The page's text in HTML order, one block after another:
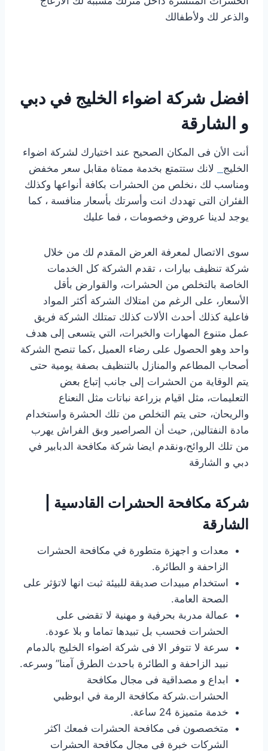
والذعر لك ولأطفالك
افضل شركة اضواء الخليج في دبي
و الشارقة
أنت الأن فى المكان الصحيح عند اختيارك لشركة اضواء
الخليج
لانك ستتمتع بخدمة ممتاة مقابل سعر مخفض
ومناسب لك ،نخلص من الحشرات بكافة أنواعها وكذلك
الفئران التى تهددك انت وأسرتك بأسعار منافسة ، كما
يوجد لدينا عروض وخصومات ، فما عليك
سوى الاتصال لمعرفة العرض المقدم لك من خلال
شركة تنظيف بيارات ، تقدم الشركة كل الخدمات
الخاصة بالتخلص من الحشرات، والقوارض بأقل
الأسعار، على الرغم من امتلاك الشركة أكثر المواد
فاعلية كذلك أحدث الألات كذلك تمتلك الشركة فريق
عمل متنوع المهارات والخبرات، التي يتسعى إلى هدف
واحد وهو الحصول على رضاء العميل ،كما تنصح الشركة
أصحاب المطاعم والمنازل بالتنظيف بصفة يومية حتى
يتم الوقاية من الحشرات إلى جانب إتباع بعض
التعليمات، مثل اقيام بزراعة نباتات مثل النعناع
والريحان، حتى يتم التخلص من تلك الحشرة واستخدام
مادة النفتالين, حيث أن الصراصير وبق الفراش يهرب
من تلك الروائح،ونقدم ايضا شركة مكافحة الدبابير في
دبي و الشارقة
شركة مكافحة الحشرات القادسية |
الشارقة
معدات و اجهزة متطورة في مكافحة الحشرات
الزاحفة و الطائرة.
استخدام مبيدات صديقة للبيئة ثبت انها لاتؤثر على
الصحة العامة.
عمالة مدربة بحرفية و مهنية لا تقضى على
الحشرات فحسب بل تبيدها تماما و بلا عودة.
سرعة لا تتوفر الا فى شركة اضواء الخليج بالدمام
نبيد الزاحفة و الطائرة باحدث الطرق آمنا” وسرعه.
ابداع و مصداقية فى مجال مكافحة
الحشرات.شركة مكافحة الرمة في ابوظبي
خدمة متميزة 24 ساعة.
متخصصون فى مكافحة الحشرات فمعك اكثر
الشركات خبرة فى مجال مكافحة الحشرات